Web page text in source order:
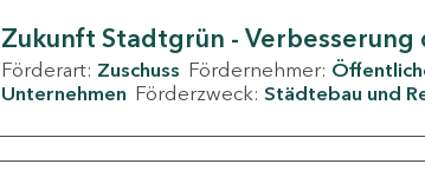
Zukunft Stadtgrün - Verbesserung
Förderart: Zuschuss Fördernehmer:
Unternehmen Förderzweck: Städtebau und